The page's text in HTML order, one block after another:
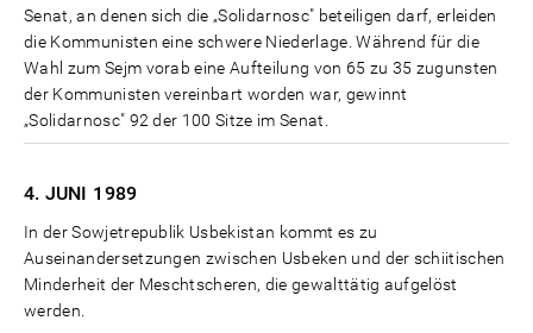
Senat, an denen sich die „Solidarnosc" beteiligen darf, erleiden
die Kommunisten eine schwere Niederlage. Während für die
Wahl zum Sejm vorab eine Aufteilung von 65 zu 35 zugunsten
der Kommunisten vereinbart worden war, gewinnt
„Solidarnosc" 92 der 100 Sitze im Senat.
4. JUNI 1989
In der Sowjetrepublik Usbekistan kommt es zu
Auseinandersetzungen zwischen Usbeken und der schiitischen
Minderheit der Meschtscheren, die gewalttätig aufgelöst
werden.